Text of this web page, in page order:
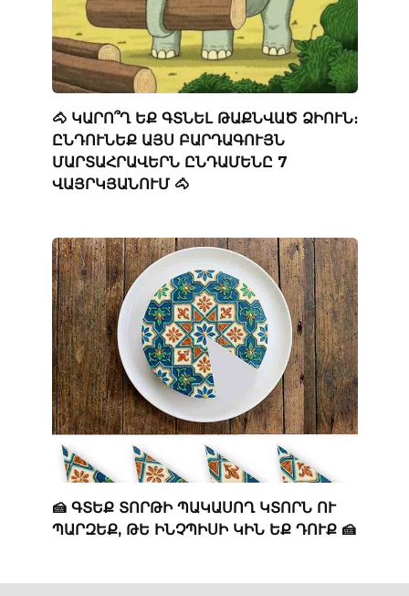
🐴 ԿԱՐՈ՞Ղ ԵՔ ԳՏՆԵԼ ԹԱՔՆՎԱԾ ՁԻՈՒՆ։
ԸՆԴՈՒՆԵՔ ԱՅՍ ԲԱՐԴԱԳՈՒՅՆ
ՄԱՐՏԱՀՐԱՎԵՐՆ ԸՆԴԱՄԵՆԸ 7
ՎԱՅՐԿՅԱՆՈՒՄ 🐴
🍰 ԳՏԵՔ ՏՈՐԹԻ ՊԱԿԱՍՈՂ ԿՏՈՐՆ ՈՒ
ՊԱՐԶԵՔ, ԹԵ ԻՆՉՊԻՍԻ ԿԻՆ ԵՔ ԴՈՒՔ 🍰